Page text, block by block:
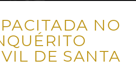
NO
DE SANTA